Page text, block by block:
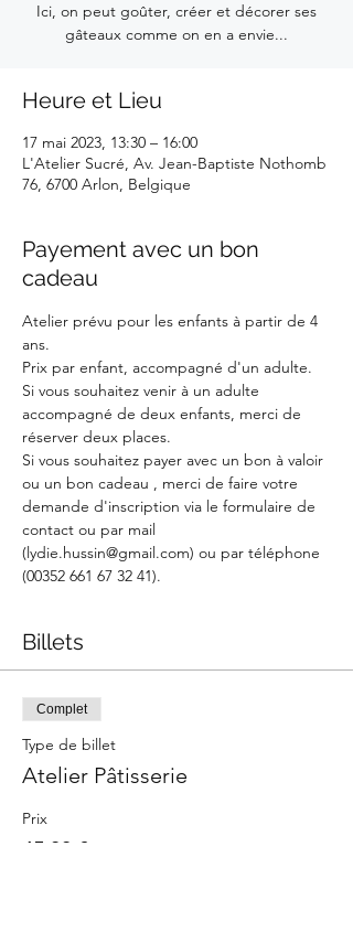
Ici, on peut goûter, créer et décorer ses
gâteaux comme on en a envie...
Heure et Lieu
17 mai 2023, 13:30 – 16:00
L'Atelier Sucré, Av. Jean-Baptiste Nothomb
76, 6700 Arlon, Belgique
Payement avec un bon
cadeau
Atelier prévu pour les enfants à partir de 4
ans.
Prix par enfant, accompagné d'un adulte.
Si vous souhaitez venir à un adulte
accompagné de deux enfants, merci de
réserver deux places.
Si vous souhaitez payer avec un bon à valoir
ou un bon cadeau , merci de faire votre
demande d'inscription via le formulaire de
contact ou par mail
(lydie.hussin@gmail.com) ou par téléphone
(00352 661 67 32 41).
Billets
Complet
Type de billet
Atelier Pâtisserie
Prix
45,00 €